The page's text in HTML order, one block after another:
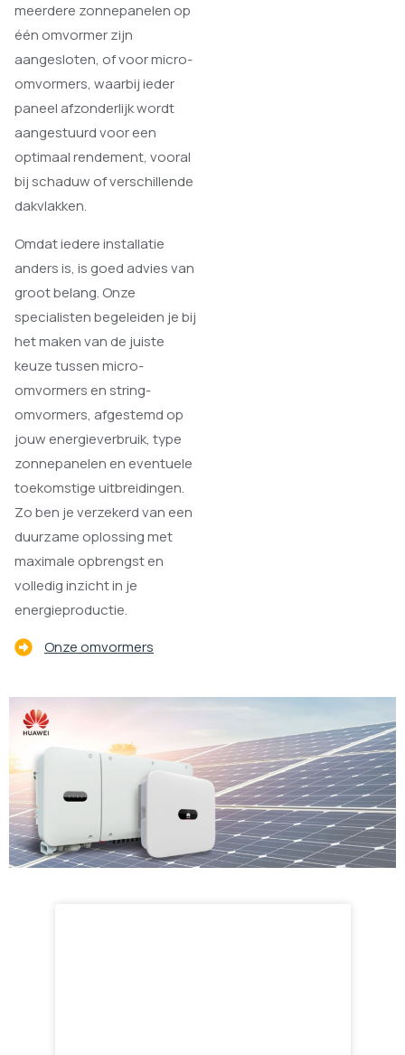
meerdere zonnepanelen op
één omvormer zijn
aangesloten, of voor micro-
omvormers, waarbij ieder
paneel afzonderlijk wordt
aangestuurd voor een
optimaal rendement, vooral
bij schaduw of verschillende
dakvlakken.
Omdat iedere installatie
anders is, is goed advies van
groot belang. Onze
specialisten begeleiden je bij
het maken van de juiste
keuze tussen micro-
omvormers en string-
omvormers, afgestemd op
jouw energieverbruik, type
zonnepanelen en eventuele
toekomstige uitbreidingen.
Zo ben je verzekerd van een
duurzame oplossing met
maximale opbrengst en
volledig inzicht in je
energieproductie.
Onze omvormers